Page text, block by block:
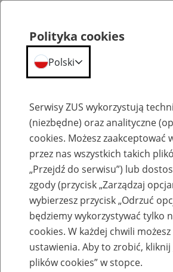
Szkolenia
Zaproś ZUS do siebie -
eZUS w siedzibie Twojej
Polityka cookies
Polski
Serwisy ZUS wykorzystują
(niezbędne) oraz analityczne
cookies. Możesz zaakceptować
przez nas wszystkich takich
„Przejdź do serwisu”) lub
zgody (przycisk „Zarządzaj
wybierzesz przycisk „Odrzuć
będziemy wykorzystywać tylko
cookies. W każdej chwili
ustawienia. Aby to zrobić, kliknij
plików cookies” w stopce.